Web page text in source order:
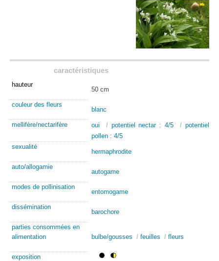
caractéristiques
hauteur
50 cm
couleur des fleurs
blanc
mellifère/nectarifère oui / potentiel nectar : 4/5 /potentiel
pollen : 4/5
sexualité
hermaphrodite
auto/allogamie
autogame
modes de pollinisation
entomogame
dissémination
barochore
parties consommées en
alimentation
bulbe/gousses / feuilles / fleurs
exposition